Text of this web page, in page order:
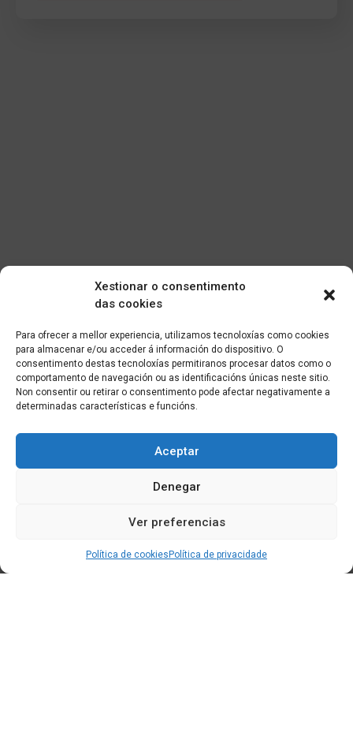
Xestionar o consentimento
das cookies
Para ofrecer a mellor experiencia, utilizamos tecnoloxías como cookies
para almacenar e/ou acceder á información do dispositivo. O
consentimento destas tecnoloxías permitiranos procesar datos como o
comportamento de navegación ou as identificacións únicas neste sitio.
Non consentir ou retirar o consentimento pode afectar negativamente a
determinadas características e funcións.
Aceptar
Denegar
Ver preferencias
Política de cookies Política de privacidade